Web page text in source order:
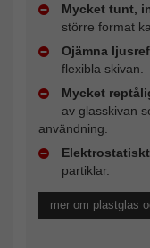
Mycket tunt,
större format
Ojämna
flexibla skivan.
Mycket
av glasskivan
användning.
Elektrostatiskt
partiklar.
mer om plastglas